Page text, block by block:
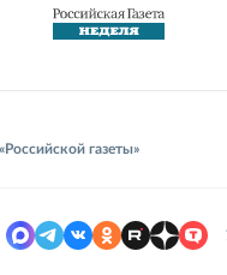
газеты»